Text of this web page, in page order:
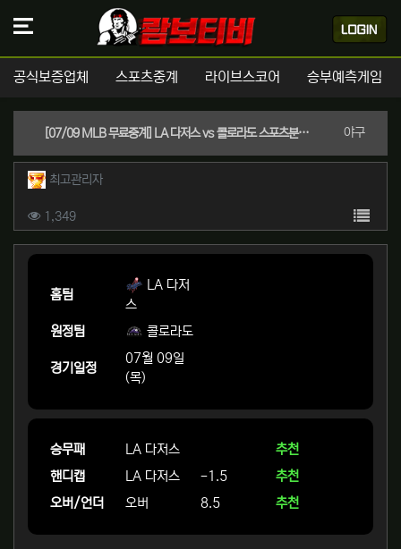
공식보증업체 스포츠중계 라이브스코어 승부예측게임
[07/09 MLB 무료중계] LA 다저스 vs 콜로라도 스포츠분석 & 실시간좌표 (LA 다저스 -1.5 핸디캡 / 언오버 8.5) 야구분류
작성자 정보
최고관리자작성
컨텐츠 정보
1,349조회 목록
본문
홈팀
LA 다저
스
원정팀
콜로라도
경기일정
07월 09일
(목)
승무패 LA 다저스
추천
핸디캡
LA 다저스 -1.5
추천
오버/언더
오버 8.5 추천